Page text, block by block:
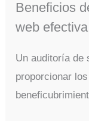
Beneficios
web efectiva
Un auditoría de
proporcionar